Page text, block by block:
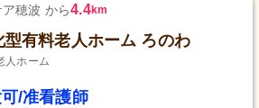
穂波 から4.4km
型有料老人ホーム ろのわ
人ホーム
/准看護師